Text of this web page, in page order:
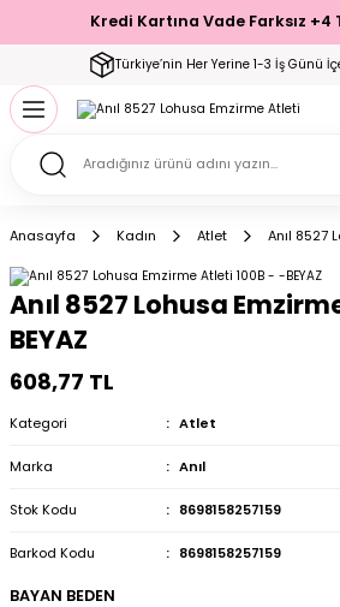
Kredi Kartına Vade Farksız +4
Türkiye’nin Her Yerine 1-3 İş Günü
Geri Dön
Geri Dön
Geri Dön
Geri Dön
Setler
Geri Dön
Geri Dön
Geri Dön
Çorap
Geri Dön
Geri Dön
Anasayfa Kadın Atlet Anıl 8527
Anıl 8527 Lohusa
BEYAZ
608,77 TL
Kategori Atlet
Marka Anıl
Stok Kodu 8698158257159
Barkod Kodu 8698158257159
BAYAN BEDEN